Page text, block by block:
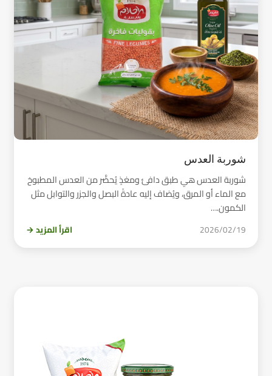
شوربة العدس
شوربة العدس هي طبق دافئ ومغذٍ يُحضَّر من العدس المطبوخ
مع الماء أو المرق، ويُضاف إليه عادةً البصل والجزر والتوابل مثل
الكمون.…
2026/02/19 اقرأ المزيد →